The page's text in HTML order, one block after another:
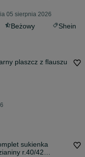
05 sierpnia 2026
Beżowy
Shein
plaszcz z flauszu
sukienka
r.40/42